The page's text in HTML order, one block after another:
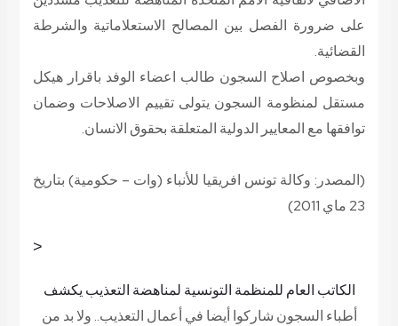
على ضرورة الفصل بين المصالح الاستعلاماتية والشرطة
القضائية.
وبخصوص اصلاح السجون طالب اعضاء الوفد باقرار هيكل
مستقل لمنظومة السجون يتولى تقييم الاصلاحات وضمان
توافقها مع المعايير الدولية المتعلقة بحقوق الانسان.
(المصدر: وكالة تونس افريقيا للأنباء (وات – حكومية) بتاريخ
23 ماي 2011)
<
الكاتب العام للمنظمة التونسية لمناهضة التعذيب يكشف
أطباء السجون شاركوا أيضا في أعمال التعذيب.. ولا بد من